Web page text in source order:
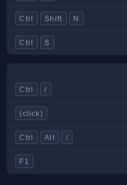
Ctrl Shift N
Ctrl S
Ctrl /
(click)
Ctrl Alt /
F1